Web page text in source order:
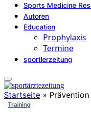
Sports Medicine
Autoren
Education
Prophylaxis
Termine
sportlerzeitung
Startseite »
Training